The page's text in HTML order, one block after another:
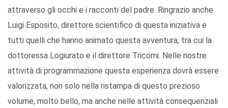
attraverso gli occhi e i racconti del padre. Ringrazio anche
Luigi Esposito, direttore scientifico di questa iniziativa e
tutti quelli che hanno animato questa avventura, tra cui la
dottoressa Logiurato e il direttore Tricomi. Nelle nostre
attività di programmazione questa esperienza dovrà essere
valorizzata, non solo nella ristampa di questo prezioso
volume, molto bello, ma anche nelle attività consequenziali